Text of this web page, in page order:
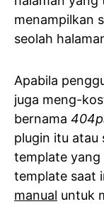
menampilkan
seolah
Apabila
juga meng-
bernama
plugin itu atau
template yang
template saat
manual untuk